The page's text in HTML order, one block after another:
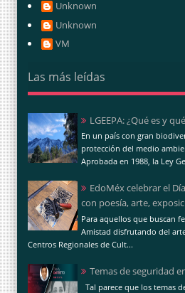
Unknown
Unknown
VM
Las más leídas
LGEEPA: ¿Qué es y
En un país con gran
protección del medio
Aprobada en 1988, la Ley
EdoMéx celebrar el
con poesía, arte,
Para aquellos que buscan
Amistad disfrutando del
Centros Regionales de Cult...
Temas de seguridad
Tal parece que los temas